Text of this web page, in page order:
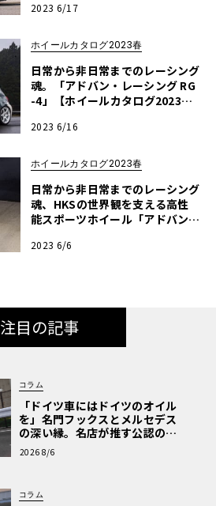
2023 6/17
ホイールカタログ2023春
日常から非日常までのレーシング
魂。「アドバン・レーシング RG
-4」【ホイールカタログ2023
2023 6/16
ホイールカタログ2023春
日常から非日常までのレーシング
魂、HKSの世界観を支える高性
能スポーツホイール「アドバン・
タログ 2023春】
2023 6/6
注目の記事
コラム
「ドイツ車にはドイツのオイル
を」名門フックスとメルセデス
の深い縁。名店が推す公認の安
心と、Cクラスで味わうシルキー
な走り〈PR〉
2026 8/6
コラム